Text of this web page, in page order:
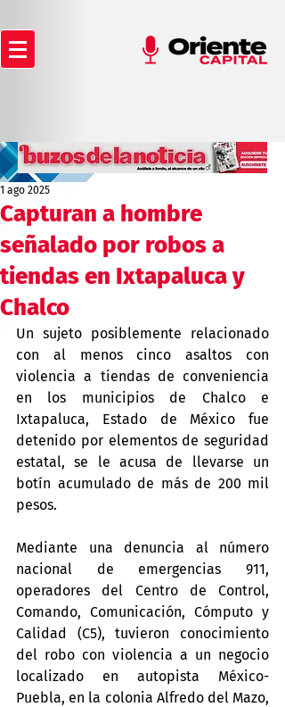
Capturan a hombre
señalado por robos a
tiendas en Ixtapaluca y
Chalco
1 ago 2025
Un sujeto posiblemente relacionado
con al menos cinco asaltos con
violencia a tiendas de conveniencia
en los municipios de Chalco e
Ixtapaluca, Estado de México fue
detenido por elementos de seguridad
estatal, se le acusa de llevarse un
botín acumulado de más de 200 mil
pesos.
Mediante una denuncia al número
nacional de emergencias 911,
operadores del Centro de Control,
Comando, Comunicación, Cómputo y
Calidad (C5), tuvieron conocimiento
del robo con violencia a un negocio
localizado en autopista México-
Puebla, en la colonia Alfredo del Mazo,